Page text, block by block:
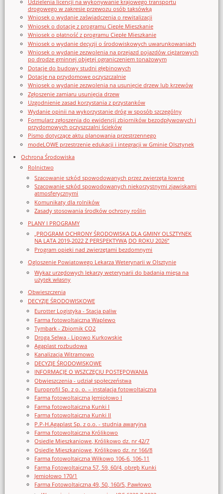
Udzielenia licencji na wykonywanie krajowego transportu
drogowego w zakresie przewozu osób taksówką
Wniosek o wydanie zaświadczenia o rewitalizacji
Wniosek o dotację z programu Ciepłe Mieszkanie
Wniosek o płatność z programu Ciepłe Mieszkanie
Wniosek o wydanie decyzji o środowiskowych uwarunkowaniach
Wniosek o wydanie zezwolenia na przejazd pojazdów ciężarowych
po drodze gminnej objętej ograniczeniem tonażowym
Dotacje do budowy studni głębinowych
Dotacje na przydomowe oczyszczalnie
Wniosek o wydanie zezwolenia na usunięcie drzew lub krzewów
Zgłoszenie zamiaru usunięcia drzew
Uzgodnienie zasad korzystania z przystanków
Wydanie opinii na wykorzystanie dróg w sposób szczególny
Formularz zgłoszenia do ewidencji zbiorników bezodpływowych i
przydomowych oczyszczalni ścieków
Pismo dotyczące aktu planowania przestrzennego
modeLOWE przestrzenie edukacji i integracji w Gminie Olsztynek
Ochrona Środowiska
Rolnictwo
Szacowanie szkód spowodowanych przez zwierzęta łowne
Szacowanie szkód spowodowanych niekorzystnymi zjawiskami
atmosferycznymi
Komunikaty dla rolników
Zasady stosowania środków ochrony roślin
PLANY I PROGRAMY
„PROGRAM OCHRONY ŚRODOWISKA DLA GMINY OLSZTYNEK
NA LATA 2019-2022 Z PERSPEKTYWĄ DO ROKU 2026”
Program opieki nad zwierzętami bezdomnymi
Ogloszenie Powiatowego Lekarza Weterynarii w Olsztynie
Wykaz urzędowych lekarzy weterynarii do badania mięsa na
użytek własny
Obwieszczenia
DECYZJE ŚRODOWISKOWE
Eurotter Logistyka - Stacja paliw
Farma fotowoltaiczna Waplewo
Tymbark - Zbiornik CO2
Droga Selwa - Lipowo Kurkowskie
Agaplast rozbudowa
Kanalizacja Witramowo
DECYZJE ŚRODOWISKOWE
INFORMACJE O WSZCZĘCIU POSTĘPOWANIA
Obwieszczenia - udział społeczeństwa
Europrofil Sp. z o. o. – instalacja fotowoltaiczna
Farma fotowoltaiczna Jemiołowo I
Farma fotowoltaiczna Kunki I
Farma fotowoltaiczna Kunki II
P.P-H.Agaplast Sp. z o.o. - studnia awaryjna
Farma fotowoltaiczna Królikowo
Osiedle Mieszkaniowe, Królikowo dz. nr 42/7
Osiedle Mieszkaniowe, Królikowo dz. nr 166/8
Farma fotowoltaiczna Wilkowo 106-6, 106-11
Farma Fotowoltaiczna 57, 59, 60/4, obręb Kunki
Jemiołowo 170/1
Farma Fotowoltaiczna 49, 50, 160/5, Pawłowo